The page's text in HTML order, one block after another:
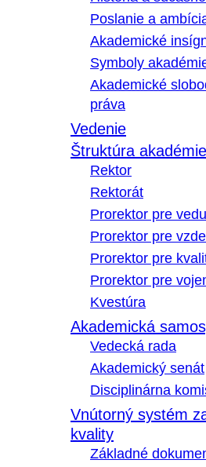
Poslanie a
Akademické
Symboly
Akademické
práva
Vedenie
Štruktúra akadémie
Rektor
Rektorát
Prorektor pre vedu
Prorektor pre
Prorektor pre
Prorektor pre
Kvestúra
Akademická
Vedecká rada
Akademický senát
Disciplinárna
Vnútorný systém
kvality
Základné